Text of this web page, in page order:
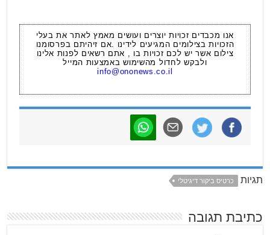
אנו מכבדים זכויות יוצרים ועושים מאמץ לאתר את בעלי
הזכויות בצילומים המגיעים לידינו .אם זיהיתם בפרסומנו
צילום אשר יש לכם זכויות בו , אתם רשאים לפנות אלינו
ולבקש לחדול מהשימוש באמצעות המייל
info@ononews.co.il
תגיות כרטיס ביקור דיגיטלי
כתיבת תגובה